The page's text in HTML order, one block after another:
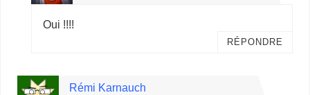
Oui !!!!
RÉPONDRE
Rémi Karnauch